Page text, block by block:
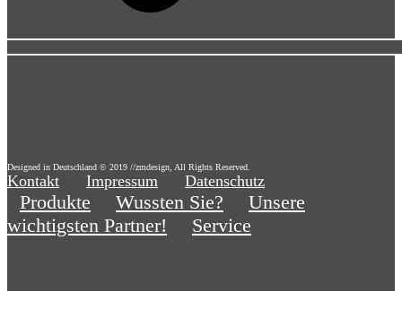
Designed in Deutschland © 2019 //zmdesign, All Rights Reserved.
Kontakt Impressum Datenschutz
Produkte Wussten Sie?
Unsere
wichtigsten Partner!
Service